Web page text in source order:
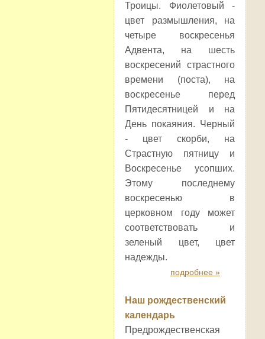
Троицы. Фиолетовый -
цвет размышления, на
четыре воскресенья
Адвента, на шесть
воскресений страстного
времени (поста), на
воскресенье перед
Пятидесятницей и на
День покаяния. Черный
- цвет скорби, на
Страстную пятницу и
Воскресенье усопших.
Этому последнему
воскресенью в
церковном году может
соответствовать и
зеленый цвет, цвет
надежды.
подробнее »
Наш рождественский
календарь
Предрождественская